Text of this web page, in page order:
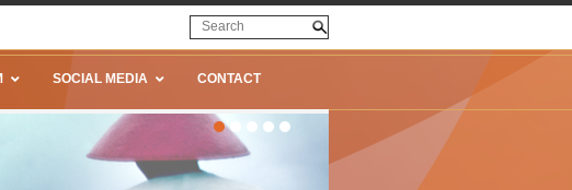
SOCIAL MEDIA CONTACT